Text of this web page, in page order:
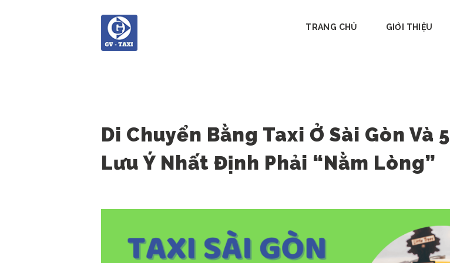
TRANG CHỦ GIỚI THIỆU
Di Chuyển Bằng Taxi Ở Sài Gòn Và 5
Lưu Ý Nhất Định Phải “Nằm Lòng”